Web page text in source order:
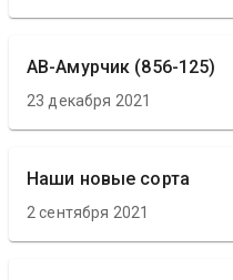
АВ-Амурчик (856-125)
23 декабря 2021
Наши новые сорта
2 сентября 2021